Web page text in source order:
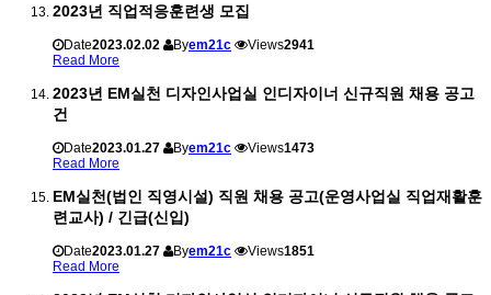
2023년 직업적응훈련생 모집
Date2023.02.02 Byem21c Views2941
Read More
2023년 EM실천 디자인사업실 인디자이너 신규직원 채용 공고
건
Date2023.01.27 Byem21c Views1473
Read More
EM실천(법인 직영시설) 직원 채용 공고(운영사업실 직업재활훈
련교사) / 긴급(신입)
Date2023.01.27 Byem21c Views1851
Read More